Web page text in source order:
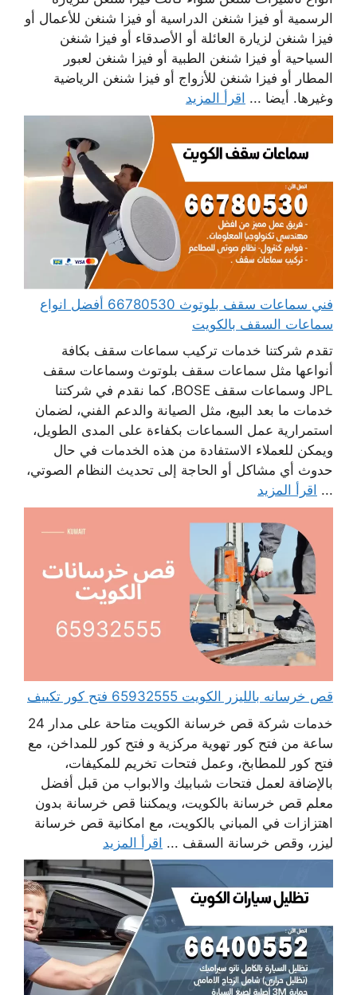
الرسمية أو فيزا شنغن الدراسية أو فيزا شنغن للأعمال أو
فيزا شنغن لزيارة العائلة أو الأصدقاء أو فيزا شنغن
السياحية أو فيزا شنغن الطبية أو فيزا شنغن لعبور
المطار أو فيزا شنغن للأزواج أو فيزا شنغن الرياضية
وغيرها. أيضا ... اقرأ المزيد
فني سماعات سقف بلوتوث 66780530 أفضل انواع
سماعات السقف بالكويت
تقدم شركتنا خدمات تركيب سماعات سقف بكافة
أنواعها مثل سماعات سقف بلوتوث وسماعات سقف
JPL وسماعات سقف BOSE، كما نقدم في شركتنا
خدمات ما بعد البيع، مثل الصيانة والدعم الفني، لضمان
استمرارية عمل السماعات بكفاءة على المدى الطويل،
ويمكن للعملاء الاستفادة من هذه الخدمات في حال
حدوث أي مشاكل أو الحاجة إلى تحديث النظام الصوتي،
... اقرأ المزيد
قص خرسانه بالليزر الكويت 65932555 فتح كور تكييف
خدمات شركة قص خرسانة الكويت متاحة على مدار 24
ساعة من فتح كور تهوية مركزية و فتح كور للمداخن، مع
فتح كور للمطابخ، وعمل فتحات تخريم للمكيفات،
بالإضافة لعمل فتحات شبابيك والابواب من قبل أفضل
معلم قص خرسانة بالكويت، ويمكننا قص خرسانة بدون
اهتزازات في المباني بالكويت، مع امكانية قص خرسانة
ليزر، وقص خرسانة السقف ... اقرأ المزيد